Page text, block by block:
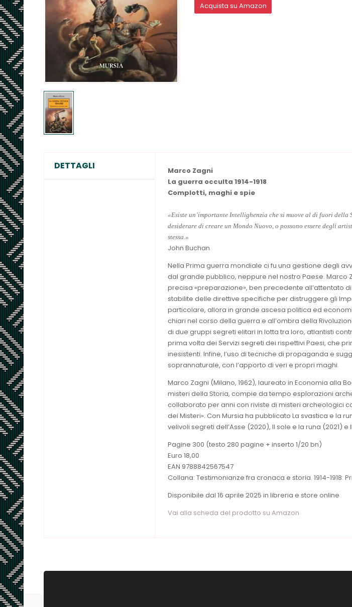
Acquista su Amazon
DETTAGLI
Marco Zagni
La guerra occulta 1914-1918
Complotti, maghi e spie
«Esiste un’importante Intellighenzia che si muove al di fuori della
desiderare di creare un Mondo Nuovo, o possono essere degli
stessa.»
John Buchan
Nella Prima guerra mondiale ci fu una gestione degli
dal grande pubblico, neppure nel nostro Paese. Marco
precisa «preparazione», ben precedente all’attentato
stabilite delle direttive specifiche per distruggere gli
particolare, allora in grande ascesa politica ed
chiari nel corso della guerra e all’ombra della
di due gruppi segreti elitari in lotta tra loro, atlantisti
prima volta dei Servizi segreti dei rispettivi Paesi, che
inesistenti. Infine, l’uso di tecniche di propaganda e
soprannaturale, con l’apporto di veri e propri maghi.
Marco Zagni (Milano, 1962), laureato in Economia alla
misteri della Storia, compie da tempo esplorazioni
collaborato per anni con riviste di misteri archeologici
dei Misteri». Con Mursia ha pubblicato La svastica e la
velivoli segreti dell’Asse (2020), Il sole e la runa (2021)
Pagine 300 (testo 280 pagine + inserto 1/20 bn)
Euro 18,00
EAN 9788842567547
Collana: Testimonianze fra cronaca e storia. 1914-1918:
Disponibile dal 16 aprile 2025 in libreria e store online
Vai alla scheda del prodotto su Amazon